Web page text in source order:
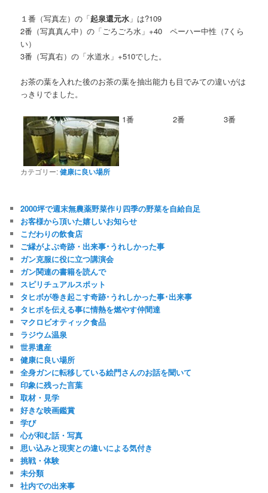
１番（写真左）の「起泉還元水 」は?109
2番（写真真ん中）の「ごろごろ水」+40 ペーハー中性（7くら
い）
3番（写真右）の「水道水」+510でした。
お茶の葉を入れた後のお茶の葉を抽出能力も目でみての違いがは
っきりでました。
1番 2番 3番
カテゴリー:健康に良い場所
2000坪で週末無農薬野菜作り四季の野菜を自給自足
お客様から頂いた嬉しいお知らせ
こだわりの飲食店
ご縁がよぶ奇跡・出来事･うれしかった事
ガン克服に役に立つ講演会
ガン関連の書籍を読んで
スピリチュアルスポット
タヒボが巻き起こす奇跡･うれしかった事･出来事
タヒボを伝える事に情熱を燃やす仲間達
マクロビオティック食品
ラジウム温泉
世界遺産
健康に良い場所
全身ガンに転移している絵門さんのお話を聞いて
印象に残った言葉
取材・見学
好きな映画鑑賞
学び
心が和む話・写真
思い込みと現実との違いによる気付き
挑戦・体験
未分類
社内での出来事